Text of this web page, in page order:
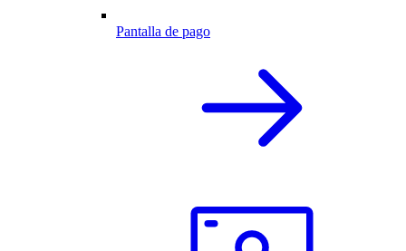
Pantalla de pago